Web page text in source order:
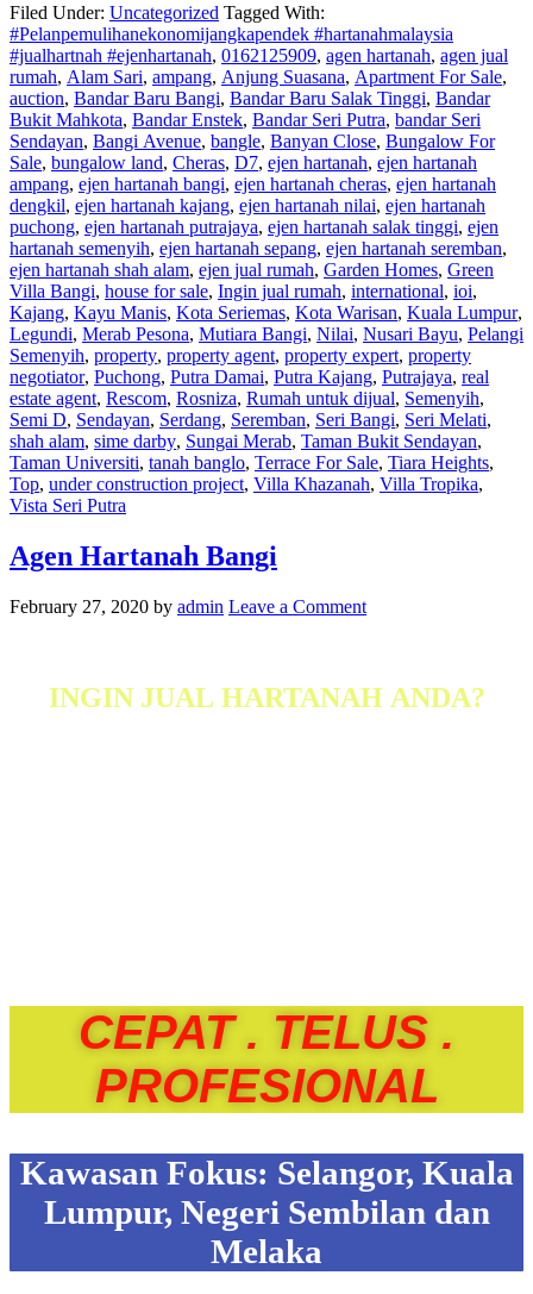
Filed Under: Uncategorized Tagged With:
#Pelanpemulihanekonomijangkapendek #hartanahmalaysia
#jualhartnah #ejenhartanah, 0162125909, agen hartanah, agen jual
rumah, Alam Sari, ampang, Anjung Suasana, Apartment For Sale,
auction, Bandar Baru Bangi, Bandar Baru Salak Tinggi, Bandar
Bukit Mahkota, Bandar Enstek, Bandar Seri Putra, bandar Seri
Sendayan, Bangi Avenue, bangle, Banyan Close, Bungalow For
Sale, bungalow land, Cheras, D7, ejen hartanah, ejen hartanah
ampang, ejen hartanah bangi, ejen hartanah cheras, ejen hartanah
dengkil, ejen hartanah kajang, ejen hartanah nilai, ejen hartanah
puchong, ejen hartanah putrajaya, ejen hartanah salak tinggi, ejen
hartanah semenyih, ejen hartanah sepang, ejen hartanah seremban,
ejen hartanah shah alam, ejen jual rumah, Garden Homes, Green
Villa Bangi, house for sale, Ingin jual rumah, international, ioi,
Kajang, Kayu Manis, Kota Seriemas, Kota Warisan, Kuala Lumpur,
Legundi, Merab Pesona, Mutiara Bangi, Nilai, Nusari Bayu, Pelangi
Semenyih, property, property agent, property expert, property
negotiator, Puchong, Putra Damai, Putra Kajang, Putrajaya, real
estate agent, Rescom, Rosniza, Rumah untuk dijual, Semenyih,
Semi D, Sendayan, Serdang, Seremban, Seri Bangi, Seri Melati,
shah alam, sime darby, Sungai Merab, Taman Bukit Sendayan,
Taman Universiti, tanah banglo, Terrace For Sale, Tiara Heights,
Top, under construction project, Villa Khazanah, Villa Tropika,
Vista Seri Putra
Agen Hartanah Bangi
February 27, 2020 by admin Leave a Comment
INGIN JUAL HARTANAH ANDA?
CEPAT . TELUS .
PROFESIONAL
Kawasan Fokus: Selangor, Kuala
Lumpur, Negeri Sembilan dan
Melaka